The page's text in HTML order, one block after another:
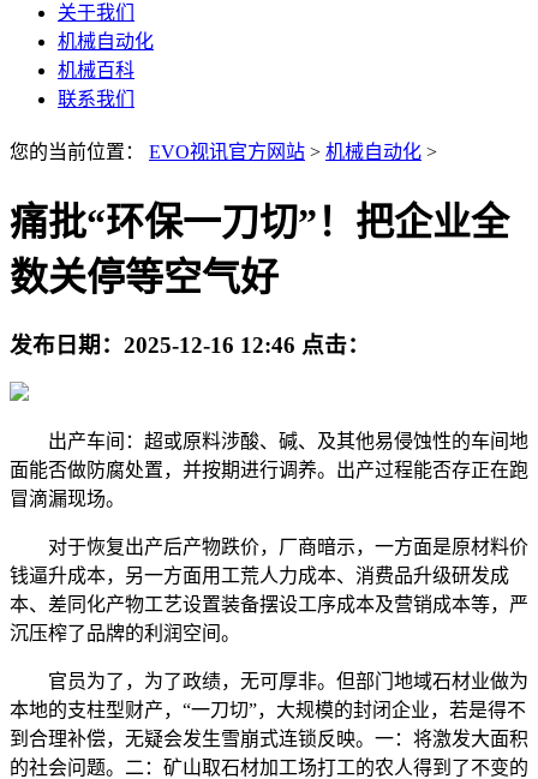
关于我们
机械自动化
机械百科
联系我们
您的当前位置： EVO视讯官方网站 > 机械自动化 >
痛批“环保一刀切”！把企业全
数关停等空气好
发布日期： 2025-12-16 12:46 点击：
出产车间：超或原料涉酸、碱、及其他易侵蚀性的车间地
面能否做防腐处置，并按期进行调养。出产过程能否存正在跑
冒滴漏现场。
对于恢复出产后产物跌价，厂商暗示，一方面是原材料价
钱逼升成本，另一方面用工荒人力成本、消费品升级研发成
本、差同化产物工艺设置装备摆设工序成本及营销成本等，严
沉压榨了品牌的利润空间。
官员为了，为了政绩，无可厚非。但部门地域石材业做为
本地的支柱型财产，“一刀切”，大规模的封闭企业，若是得不
到合理补偿，无疑会发生雪崩式连锁反映。一：将激发大面积
的社会问题。二：矿山取石材加工场打工的农人得到了不变的